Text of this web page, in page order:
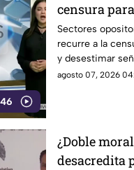
censura
Sectores
recurre a la
y desestimar
con la
agosto 07, 2026
¿Doble
desacredita